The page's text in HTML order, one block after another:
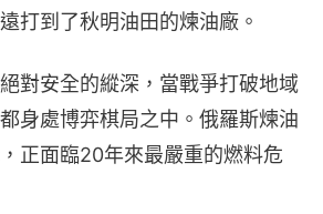
打到了秋明油田的煉油廠。
對安全的縱深，當戰爭打破地域
身處博弈棋局之中。俄羅斯煉油
正面臨20年來最嚴重的燃料危